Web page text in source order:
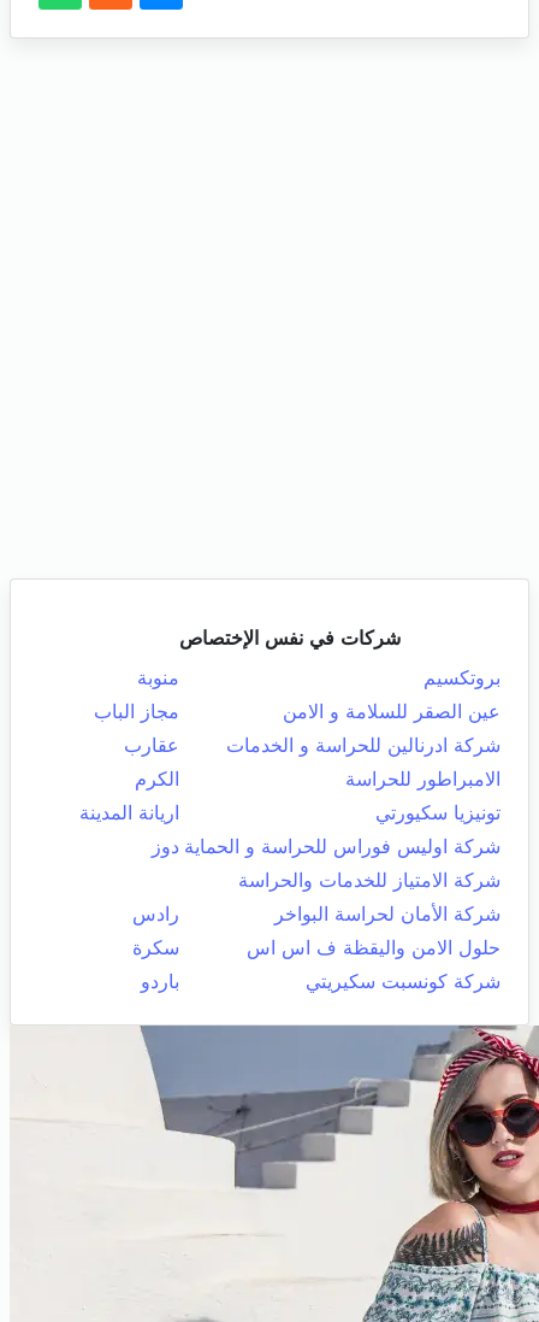
شركات في نفس الإختصاص
بروتكسيم
منوبة
عين الصقر للسلامة و الامن
مجاز الباب
شركة ادرنالين للحراسة و الخدمات
عقارب
الامبراطور للحراسة
الكرم
تونيزيا سكيورتي
اريانة المدينة
شركة اوليس فوراس للحراسة و الحماية دوز
شركة الامتياز للخدمات والحراسة
شركة الأمان لحراسة البواخر
رادس
حلول الامن واليقظة ف اس اس
سكرة
شركة كونسبت سكيريتي
باردو